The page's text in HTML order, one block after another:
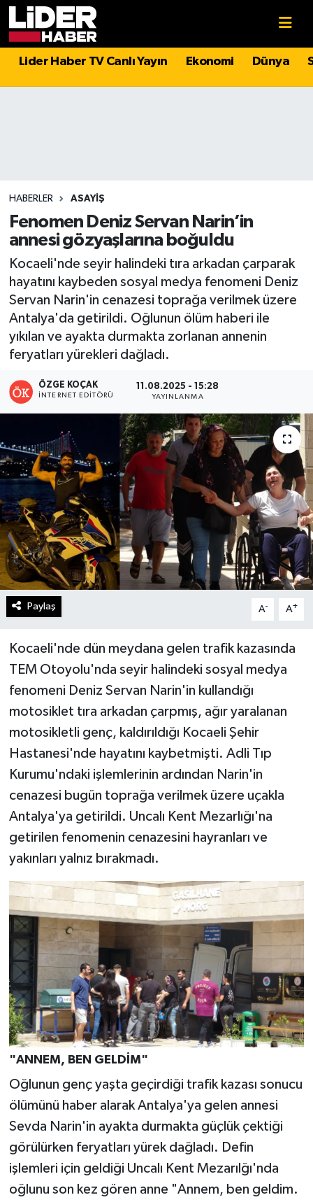
Lider Haber TV Canlı Yayın Ekonomi Dünya
HABERLER ASAYIŞ
Fenomen Deniz Servan Narin’in
annesi gözyaşlarına boğuldu
Kocaeli'nde seyir halindeki tıra arkadan çarparak
hayatını kaybeden sosyal medya fenomeni Deniz
Servan Narin'in cenazesi toprağa verilmek üzere
Antalya'da getirildi. Oğlunun ölüm haberi ile
yıkılan ve ayakta durmakta zorlanan annenin
feryatları yürekleri dağladı.
ÖZGE KOÇAK
İNTERNET EDITÖRÜ
11.08.2025 - 15:28
YAYINLANMA
Paylaş A- A+
Kocaeli'nde dün meydana gelen trafik kazasında
TEM Otoyolu'nda seyir halindeki sosyal medya
fenomeni Deniz Servan Narin'in kullandığı
motosiklet tıra arkadan çarpmış, ağır yaralanan
motosikletli genç, kaldırıldığı Kocaeli Şehir
Hastanesi'nde hayatını kaybetmişti. Adli Tıp
Kurumu'ndaki işlemlerinin ardından Narin'in
cenazesi bugün toprağa verilmek üzere uçakla
Antalya'ya getirildi. Uncalı Kent Mezarlığı'na
getirilen fenomenin cenazesini hayranları ve
yakınları yalnız bırakmadı.
"ANNEM, BEN GELDİM"
Oğlunun genç yaşta geçirdiği trafik kazası sonucu
ölümünü haber alarak Antalya'ya gelen annesi
Sevda Narin'in ayakta durmakta güçlük çektiği
görülürken feryatları yürek dağladı. Defin
işlemleri için geldiği Uncalı Kent Mezarılğı'nda
oğlunu son kez gören anne "Annem, ben geldim.
Politika
Magazin
Spor
Sağlık
Teknoloji
Turizm
Hava Durumu
Süper Lig Puan Durumu ve Fikstür
Tüm Manşetler
Son Dakika Haberleri
Haber Arşivi